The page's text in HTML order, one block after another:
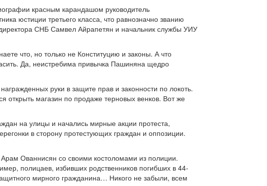
красным карандашом руководитель
юстиции третьего класса, что равнозначно званию
СНБ Самвел Айрапетян и начальник службы УИУ
что, но только не Конституцию и законы. А что
Да, неистребима привычка Пашиняна щедро
руки в защите прав и законности по локоть.
открыть магазин по продаже терновых венков. Вот же
на улицы и начались мирные акции протеста,
в сторону протестующих граждан и оппозиции.
Ованнисян со своими костоломами из полиции.
полицаев, избивших родственников погибших в 44-
мирного гражданина… Никого не забыли, всем